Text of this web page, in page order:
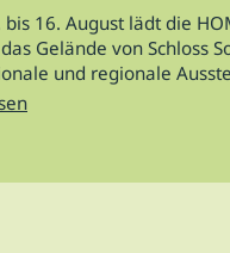
bis 16. August lädt die
Gelände von Schloss
und regionale